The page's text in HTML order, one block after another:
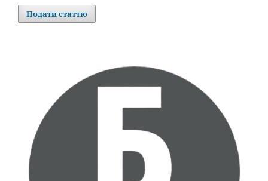
Подати статтю